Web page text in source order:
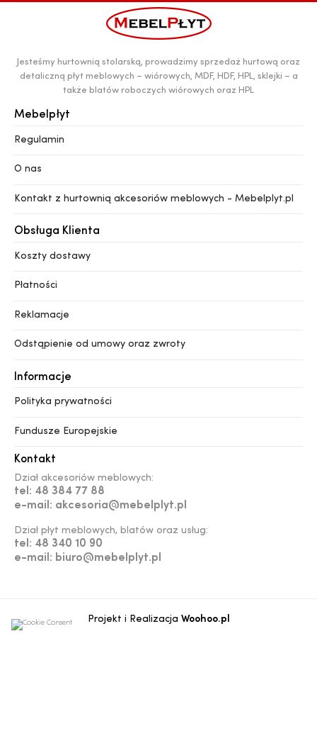
Jesteśmy hurtownią stolarską, prowadzimy sprzedaż hurtową oraz
detaliczną płyt meblowych – wiórowych, MDF, HDF, HPL, sklejki – a
także blatów roboczych wiórowych oraz HPL
Mebelpłyt
Regulamin
O nas
Kontakt z hurtownią akcesoriów meblowych - Mebelplyt.pl
Obsługa Klienta
Koszty dostawy
Płatności
Reklamacje
Odstąpienie od umowy oraz zwroty
Informacje
Polityka prywatności
Fundusze Europejskie
Kontakt
Dział akcesoriów meblowych:
tel: 48 384 77 88
e-mail: akcesoria@mebelplyt.pl
Dział płyt meblowych, blatów oraz usług:
tel: 48 340 10 90
e-mail: biuro@mebelplyt.pl
Projekt i Realizacja Woohoo.pl